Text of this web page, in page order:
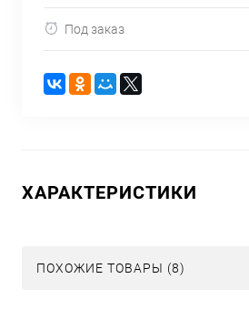
Под заказ
ХАРАКТЕРИСТИКИ
ПОХОЖИЕ ТОВАРЫ (8)